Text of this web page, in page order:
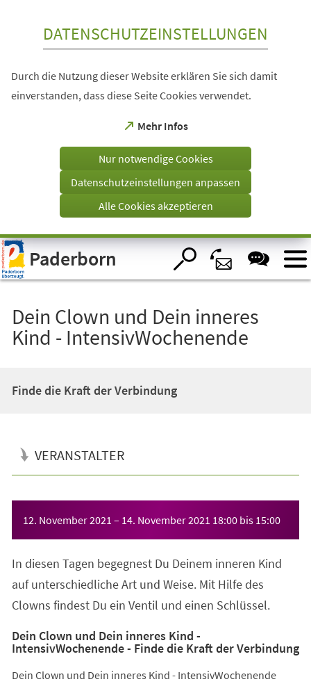
Visuelle
Assistenzsoftware
öffnen.
DATENSCHUTZEINSTELLUNGEN
Durch die Nutzung dieser Website erklären Sie sich damit
einverstanden, dass diese Seite Cookies verwendet.
Mehr Infos
(Öffnet
einem
Tab)
Nur notwendige Cookies
Datenschutzeinstellungen anpassen
Alle Cookies akzeptieren
Paderborn
Dein Clown und Dein inneres
Kind - IntensivWochenende
Finde die Kraft der Verbindung
VERANSTALTER
12. November 2021 – 14. November 2021 18:00 bis 15:00
In diesen Tagen begegnest Du Deinem inneren Kind
auf unterschiedliche Art und Weise. Mit Hilfe des
Clowns findest Du ein Ventil und einen Schlüssel.
Dein Clown und Dein inneres Kind -
IntensivWochenende - Finde die Kraft der Verbindung
Dein Clown und Dein inneres Kind - IntensivWochenende